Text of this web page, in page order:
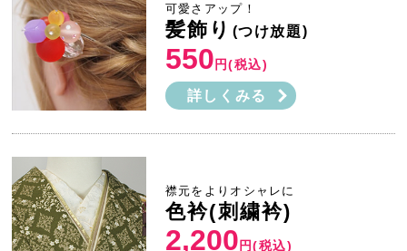
可愛さアップ！
髪飾り (つけ放題)
550 円(税込)
詳しくみる
襟元をよりオシャレに
色衿(刺繍衿)
2,200 円(税込)